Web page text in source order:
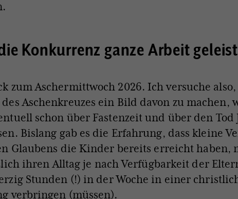
Konkurrenz ganze Arbeit
zum Aschermittwoch 2026. Ich versuche
Aschenkreuzes ein Bild davon zu machen,
schon über Fastenzeit und über den Tod
Bislang gab es die Erfahrung, dass kleine
Glaubens die Kinder bereits erreicht haben,
ihren Alltag je nach Verfügbarkeit der
Stunden (!) in der Woche in einer
verbringen (müssen).